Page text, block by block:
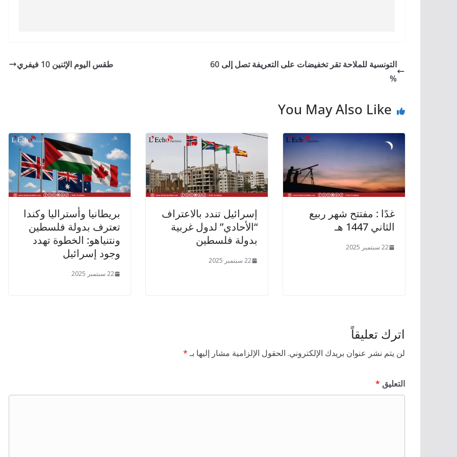
التونسية للملاحة تقر تخفيضات على التعريفة تصل إلى 60
%
طقس اليوم الإثنين 10 فيفري
You May Also Like
غدًا : مفتتح شهر ربيع
الثاني 1447 هـ
22 سبتمبر 2025
إسرائيل تندد بالاعتراف
“الأحادي” لدول غربية
بدولة فلسطين
22 سبتمبر 2025
بريطانيا وأستراليا وكندا
تعترف بدولة فلسطين
ونتنياهو: الخطوة تهدد
وجود إسرائيل
22 سبتمبر 2025
اترك تعليقاً
لن يتم نشر عنوان بريدك الإلكتروني. الحقول الإلزامية مشار إليها بـ*
التعليق *